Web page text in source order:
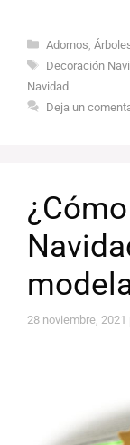
Categorías
Adornos
Etiquetas
Decoración
Navidad
Deja un
28 noviembre, 2021